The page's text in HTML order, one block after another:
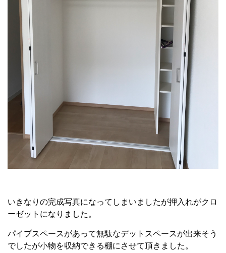
いきなりの完成写真になってしまいましたが押入れがクロ
ーゼットになりました。
パイプスペースがあって無駄なデットスペースが出来そう
でしたが小物を収納できる棚にさせて頂きました。